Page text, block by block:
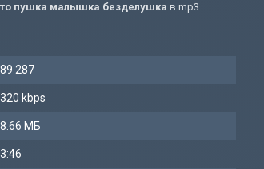
пушка малышка безделушка в mp3
89 287
320 kbps
8.66 МБ
3:46